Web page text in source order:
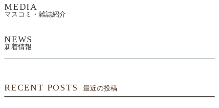
MEDIA
マスコミ・雑誌紹介
NEWS
新着情報
RECENT POSTS 最近の投稿